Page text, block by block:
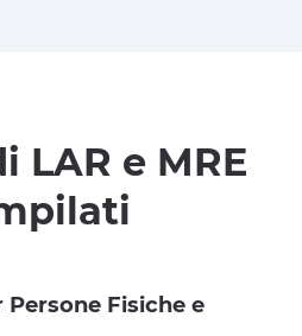
LAR e MRE
Persone Fisiche e